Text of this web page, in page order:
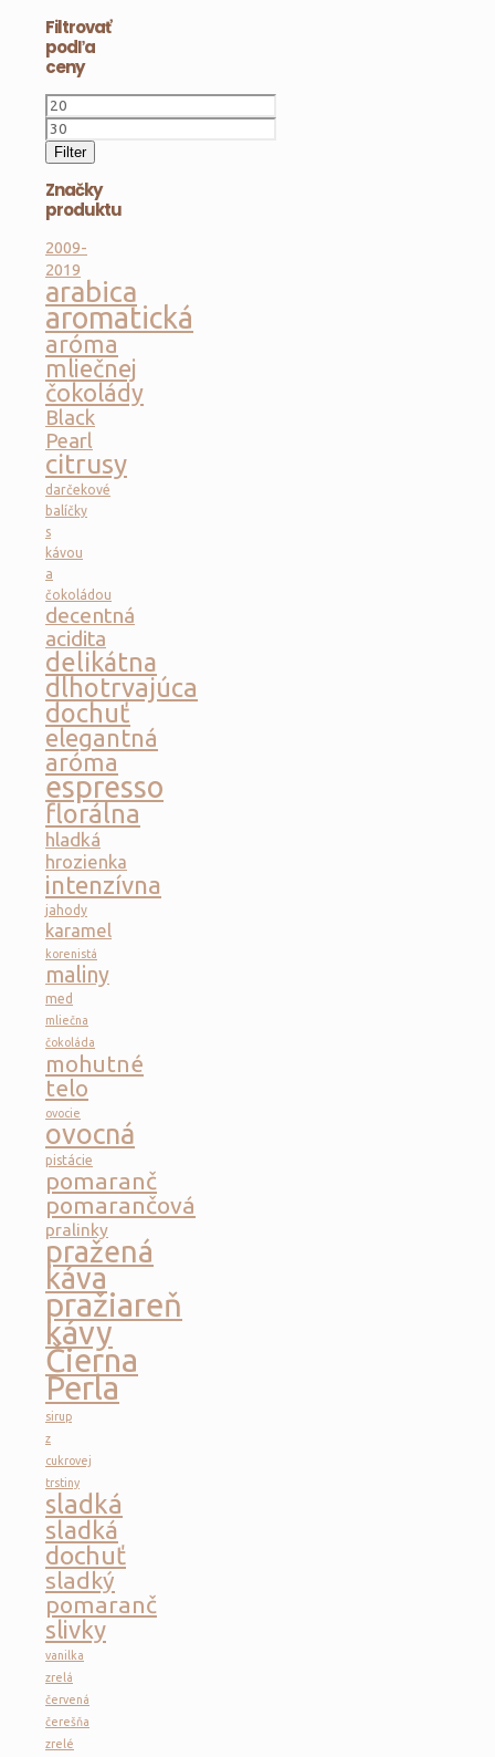
38,00 €.
Filtrovať
podľa
ceny
Minimálna
cena
Maximálna
cena
Filter
Značky
produktu
2009-
2019
arabica
aromatická
aróma
mliečnej
čokolády
Black
Pearl
citrusy
darčekové
balíčky
s
kávou
a
čokoládou
decentná
acidita
delikátna
dlhotrvajúca
dochuť
elegantná
aróma
espresso
florálna
hladká
hrozienka
intenzívna
jahody
karamel
korenistá
maliny
med
mliečna
čokoláda
mohutné
telo
ovocie
ovocná
pistácie
pomaranč
pomarančová
pralinky
pražená
káva
pražiareň
kávy
Čierna
Perla
sirup
z
cukrovej
trstiny
sladká
sladká
dochuť
sladký
pomaranč
slivky
vanilka
zrelá
červená
čerešňa
zrelé